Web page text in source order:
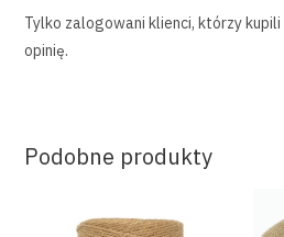
Tylko zalogowani klienci, którzy
opinię.
Podobne produkty